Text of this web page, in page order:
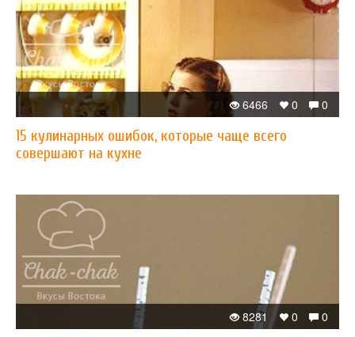
0
0
6466
15 кулинарных ошибок, которые чаще всего
совершают на кухне
0
0
8281